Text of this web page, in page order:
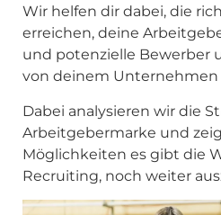
Wir helfen dir dabei, die
erreichen, deine
und potenzielle Bewerber
von deinem Unternehmen
Dabei analysieren wir die
Arbeitgebermarke und
Möglichkeiten es gibt die
Recruiting, noch weiter